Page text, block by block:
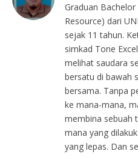
Graduan
Resource) dari
sejak 11 tahun.
simkad Tone
melihat saudara
bersatu di bawah
bersama. Tanpa
ke mana-mana,
membina sebuah
mana yang
yang lepas. Dan